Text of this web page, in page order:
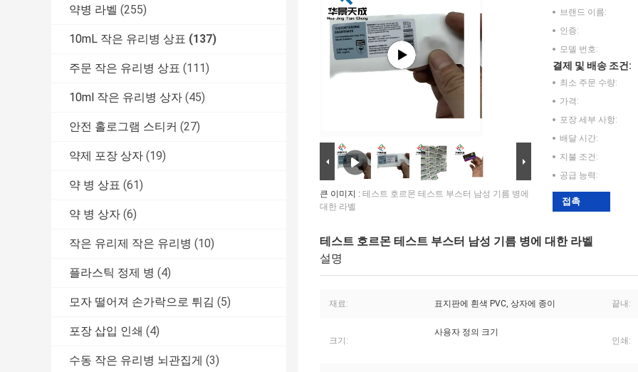
약병 라벨 (255)
10mL 작은 유리병 상표 (137)
주문 작은 유리병 상표 (111)
10ml 작은 유리병 상자 (45)
안전 홀로그램 스티커 (27)
약제 포장 상자 (19)
약 병 상표 (61)
약 병 상자 (6)
작은 유리제 작은 유리병 (10)
플라스틱 정제 병 (4)
모자 떨어져 손가락으로 튀김 (5)
포장 삽입 인쇄 (4)
수동 작은 유리병 뇌관집게 (3)
큰 이미지 : 테스트 호르몬 테스트 부스터 남성 기름 병에
대한 라벨
브랜드 이름:
인증:
모델 번호:
결제 및 배송 조건:
최소 주문 수량:
가격:
포장 세부 사항:
배달 시간:
지불 조건:
공급 능력:
접촉
테스트 호르몬 테스트 부스터 남성 기름 병에 대한 라벨
설명
재료: 표지판에 흰색 PVC, 상자에 종이 끝내:
크기:
사용자 정의 크기
인쇄: